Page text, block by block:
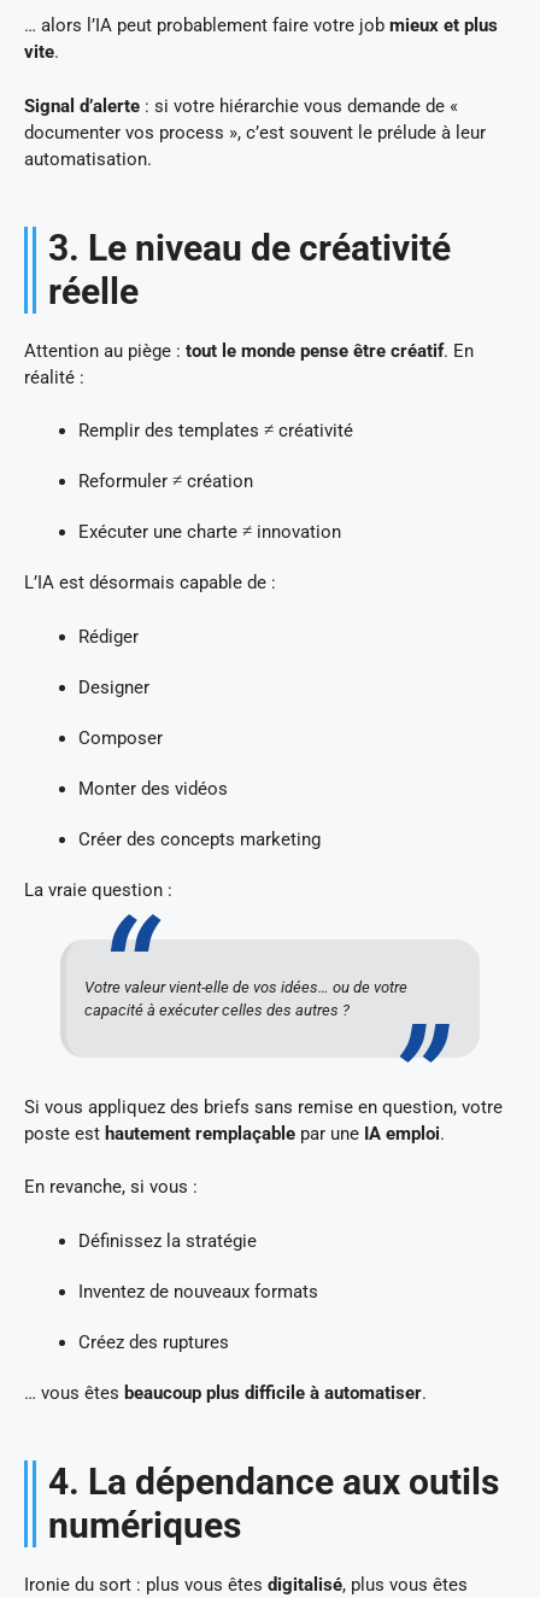
… alors l’IA peut probablement faire votre job mieux et plus
vite.
Signal d’alerte : si votre hiérarchie vous demande de «
documenter vos process », c’est souvent le prélude à leur
automatisation.
3. Le niveau de créativité
réelle
Attention au piège : tout le monde pense être créatif. En
réalité :
Remplir des templates ≠ créativité
Reformuler ≠ création
Exécuter une charte ≠ innovation
L’IA est désormais capable de :
Rédiger
Designer
Composer
Monter des vidéos
Créer des concepts marketing
La vraie question :
Votre valeur vient-elle de vos idées… ou de votre
capacité à exécuter celles des autres ?
Si vous appliquez des briefs sans remise en question, votre
poste est hautement remplaçable par une IA emploi.
En revanche, si vous :
Définissez la stratégie
Inventez de nouveaux formats
Créez des ruptures
… vous êtes beaucoup plus difficile à automatiser.
4. La dépendance aux outils
numériques
Ironie du sort : plus vous êtes digitalisé, plus vous êtes